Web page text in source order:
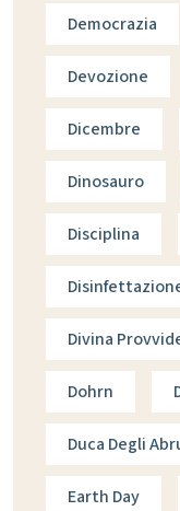
Democrazia
Devozione
Dicembre
Dinosauro
Disciplina
Divina
Dohrn
Duca Degli
Earth Day